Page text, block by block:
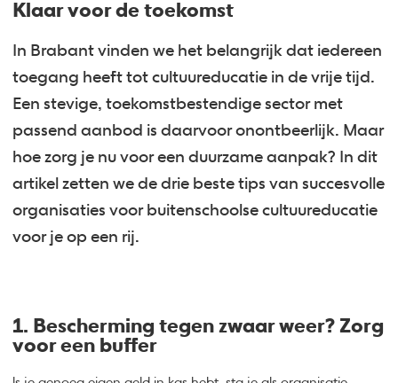
Klaar voor de toekomst
In Brabant vinden we het belangrijk dat iedereen
toegang heeft tot cultuureducatie in de vrije tijd.
Een stevige, toekomstbestendige sector met
passend aanbod is daarvoor onontbeerlijk. Maar
hoe zorg je nu voor een duurzame aanpak? In dit
artikel zetten we de drie beste tips van succesvolle
organisaties voor buitenschoolse cultuureducatie
voor je op een rij.
1. Bescherming tegen zwaar weer? Zorg
voor een buffer